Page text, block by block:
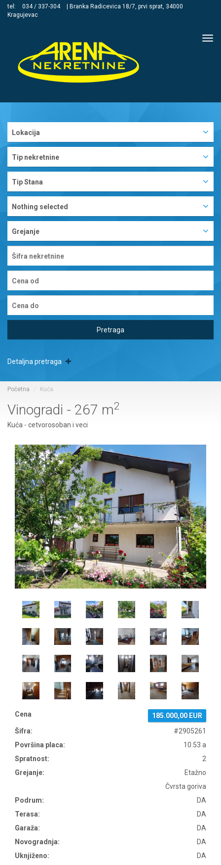
tel: 034 / 337-304
| Branka Radicevica 18/7, prvi sprat, 34000
Kragujevac
Lokacija
Tip nekretnine
Tip Stana
Nothing selected
Grejanje
Pretraga
Detaljna pretraga
Početna Kuća
Vinogradi - 267 m2
Kuća - cetvorosoban i veci
Cena
185.000,00 EUR
Šifra:
#2905261
Površina placa:
10.53 a
Spratnost:
2
Grejanje:
Etažno
Čvrsta goriva
Podrum:
DA
Terasa:
DA
Garaža:
DA
Novogradnja:
DA
Uknjiženo:
DA